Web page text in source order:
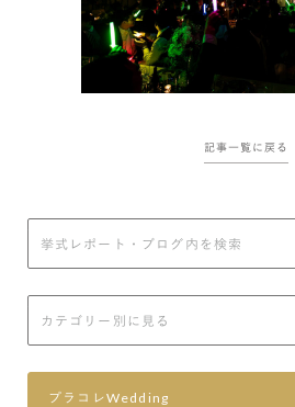
記事一覧に戻る
プラコレWedding